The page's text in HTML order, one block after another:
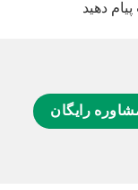
دهید
رایگان